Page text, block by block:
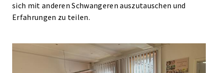
sich mit anderen Schwangeren auszutauschen und
Erfahrungen zu teilen.